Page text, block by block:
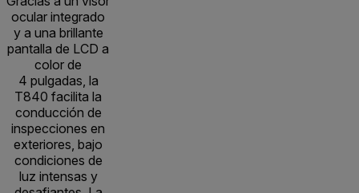
ocular integrado
y a una brillante
pantalla de LCD a
color de
4 pulgadas, la
T840 facilita la
conducción de
inspecciones en
exteriores, bajo
condiciones de
luz intensas y